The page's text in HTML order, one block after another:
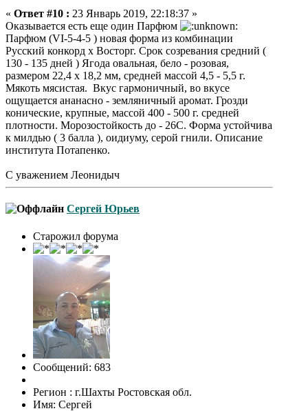
« Ответ #10 : 23 Январь 2019, 22:18:37 »
Оказывается есть еще один Парфюм
Парфюм (VI-5-4-5 ) новая форма из комбинации
Русский конкорд х Восторг. Срок созревания средний (
130 - 135 дней ) Ягода овальная, бело - розовая,
размером 22,4 х 18,2 мм, средней массой 4,5 - 5,5 г.
Мякоть мясистая. Вкус гармоничный, во вкусе
ощущается ананасно - земляничный аромат. Грозди
конические, крупные, массой 400 - 500 г. средней
плотности. Морозостойкость до - 26С. Форма устойчива
к милдью ( 3 балла ), оидиуму, серой гнили. Описание
института Потапенко.
С уважением Леонидыч
Сергей Юрьев
Старожил форума
Сообщений: 683
Регион : г.Шахты Ростовская обл.
Имя: Сергей